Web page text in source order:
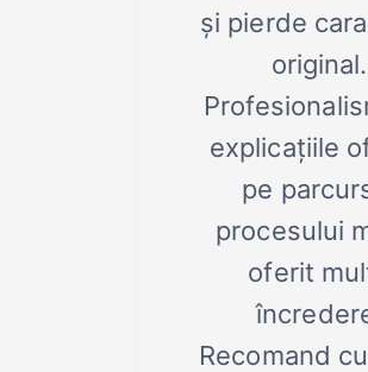
și pierde
original.
explicațiile
pe
procesului
oferit
Recomand